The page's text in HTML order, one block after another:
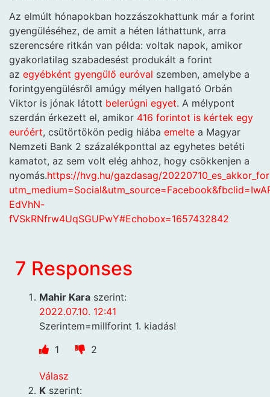
Az elmúlt hónapokban hozzászokhattunk már a forint
gyengüléséhez, de amit a héten láthattunk, arra
szerencsére ritkán van példa: voltak napok, amikor
gyakorlatilag szabadesést produkált a forint
az egyébként gyengülő euróval szemben, amelybe a
forintgyengülésről amúgy mélyen hallgató Orbán
Viktor is jónak látott belerúgni egyet. A mélypont
szerdán érkezett el, amikor 416 forintot is kértek egy
euróért, csütörtökön pedig hiába emelte a Magyar
Nemzeti Bank 2 százalékponttal az egyhetes betéti
kamatot, az sem volt elég ahhoz, hogy csökkenjen a
nyomás.https://hvg.hu/gazdasag/
EdVhN-
fVSkRNfrw4UqSGUPwY#Echobox=1657432842
7 Responses
Mahir Kara szerint:
2022.07.10. 12:41
Szerintem=millforint 1. kiadás!
1
2
Válasz
K szerint: